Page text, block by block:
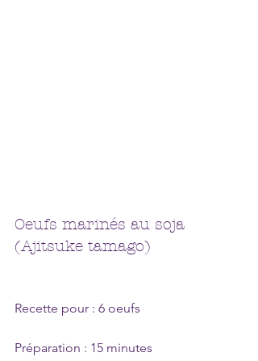
Oeufs marinés au soja
(Ajitsuke tamago)
Recette pour : 6 oeufs
Préparation : 15 minutes